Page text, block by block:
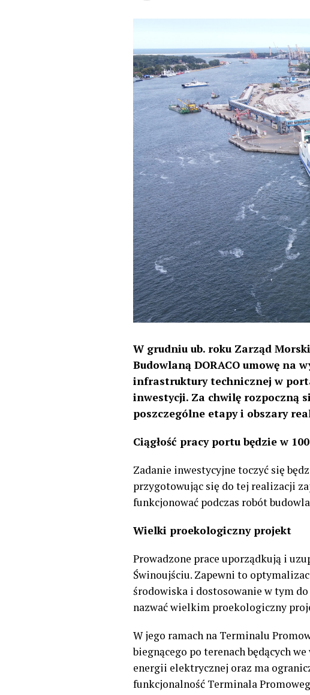
W grudniu ub. roku Zarząd
Budowlaną DORACO umowę na
infrastruktury technicznej w
inwestycji. Za chwilę rozpoczną
poszczególne etapy i obszary
Ciągłość pracy portu będzie w
Zadanie inwestycyjne toczyć się
przygotowując się do tej realizacji
funkcjonować podczas robót
Wielki proekologiczny projekt
Prowadzone prace uporządkują i
Świnoujściu. Zapewni to
środowiska i dostosowanie w tym
nazwać wielkim proekologiczny
W jego ramach na Terminalu
biegnącego po terenach będących
energii elektrycznej oraz ma
funkcjonalność Terminala